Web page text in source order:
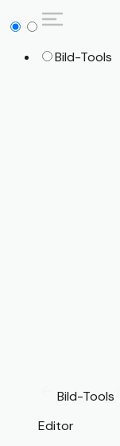
Bild-Tools
Bild-Tools
Editor